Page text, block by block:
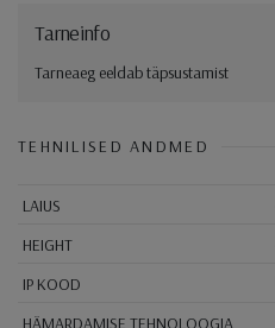
Tarneinfo
Tarneaeg eeldab täpsustamist
TEHNILISED ANDMED
LAIUS
HEIGHT
IP KOOD
HÄMARDAMISE TEHNOLOOGIA